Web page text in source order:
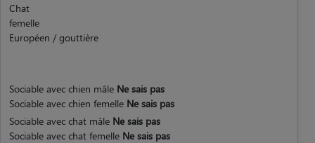
Chat
femelle
Européen / gouttière
Sociable avec chien mâle Ne sais pas
Sociable avec chien femelle Ne sais pas
Sociable avec chat mâle Ne sais pas
Sociable avec chat femelle Ne sais pas